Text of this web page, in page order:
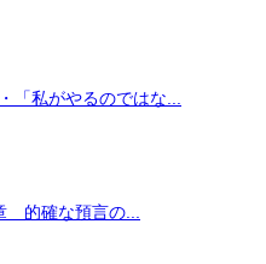
私がやるのではな...
的確な預言の...